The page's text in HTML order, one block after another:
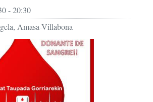
- 20:30
Amasa-Villabona